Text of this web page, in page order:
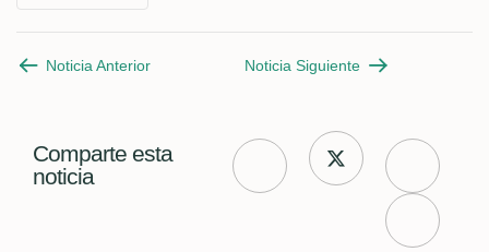
Noticia Anterior Noticia Siguiente
Comparte esta
noticia